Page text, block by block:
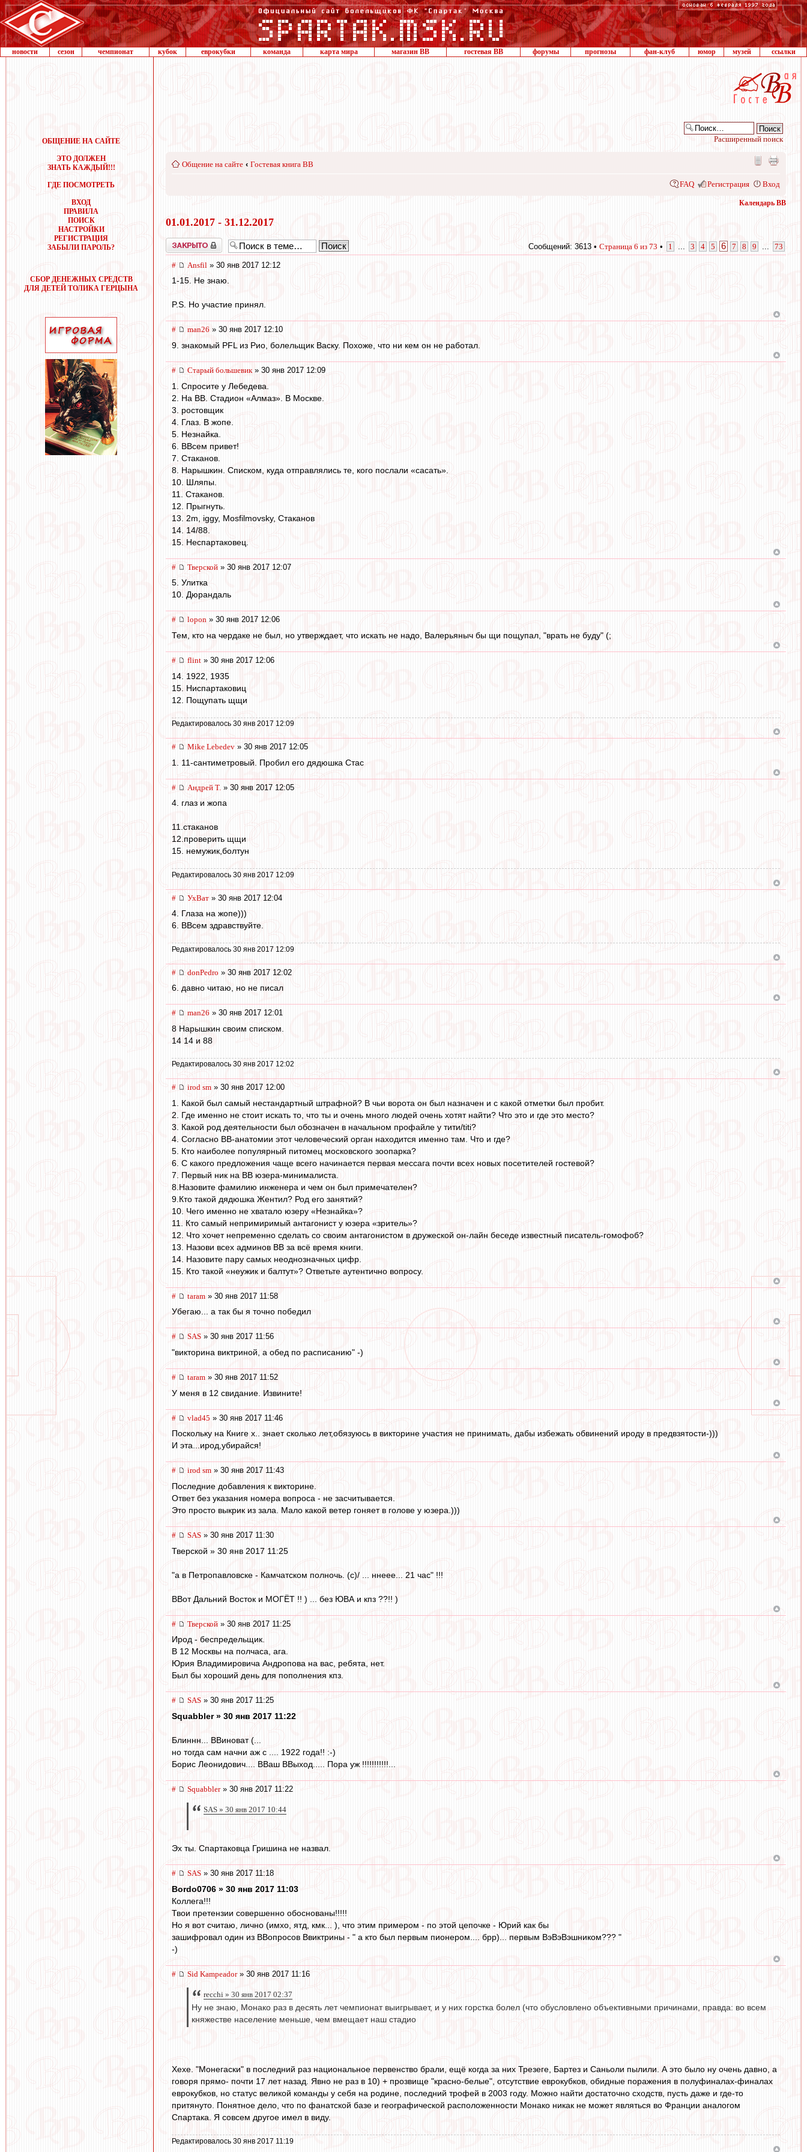
новости сезон чемпионат кубок еврокубки команда карта мира магазин ВВ гостевая ВВ форумы прогнозы фан-клуб юмор музей ссылки
ОБЩЕНИЕ НА САЙТЕ
ЭТО ДОЛЖЕН
ЗНАТЬ КАЖДЫЙ!!!
ГДЕ ПОСМОТРЕТЬ
ВХОД
ПРАВИЛА
ПОИСК
НАСТРОЙКИ
РЕГИСТРАЦИЯ
ЗАБЫЛИ ПАРОЛЬ?
СБОР ДЕНЕЖНЫХ СРЕДСТВ
ДЛЯ ДЕТЕЙ ТОЛИКА ГЕРЦЫНА
Расширенный поиск
Общение на сайте ‹ Гостевая книга ВВ
FAQ Регистрация Вход
Календарь ВВ
01.01.2017 - 31.12.2017
Закрыто Сообщений: 3613 • Страница 6 из 73 • 1 3 4 5 6 7 8 9 73
# Ansfil » 30 янв 2017 12:12
1-15. Не знаю.
P.S. Но участие принял.
# man26 » 30 янв 2017 12:10
9. знакомый PFL из Рио, болельщик Васку. Похоже, что ни кем он не работал.
# Старый большевик» 30 янв 2017 12:09
1. Спросите у Лебедева.
2. На ВВ. Стадион «Алмаз». В Москве.
3. ростовщик
4. Глаз. В жопе.
5. Незнайка.
6. ВВсем привет!
7. Стаканов.
8. Нарышкин. Списком, куда отправлялись те, кого послали «сасать».
10. Шляпы.
11. Стаканов.
12. Прыгнуть.
13. 2m, iggy, Mosfilmovsky, Стаканов
14. 14/88.
15. Неспартаковец.
# Тверской » 30 янв 2017 12:07
5. Улитка
10. Дюрандаль
# lopon » 30 янв 2017 12:06
Тем, кто на чердаке не был, но утверждает, что искать не надо, Валерьяныч бы щи пощупал, "врать не буду" (;
# flint » 30 янв 2017 12:06
14. 1922, 1935
15. Ниспартаковиц
12. Пощупать щщи
Редактировалось 30 янв 2017 12:09
# Mike Lebedev » 30 янв 2017 12:05
1. 11-сантиметровый. Пробил его дядюшка Стас
# Андрей Т. » 30 янв 2017 12:05
4. глаз и жопа
11.стаканов
12.проверить щщи
15. немужик,болтун
Редактировалось 30 янв 2017 12:09
# УхВат » 30 янв 2017 12:04
4. Глаза на жопе)))
6. ВВсем здравствуйте.
Редактировалось 30 янв 2017 12:09
# donPedro » 30 янв 2017 12:02
6. давно читаю, но не писал
# man26 » 30 янв 2017 12:01
8 Нарышкин своим списком.
14 14 и 88
Редактировалось 30 янв 2017 12:02
# irod sm » 30 янв 2017 12:00
1. Какой был самый нестандартный штрафной? В чьи ворота он был назначен и с какой отметки был пробит.
2. Где именно не стоит искать то, что ты и очень много людей очень хотят найти? Что это и где это место?
3. Какой род деятельности был обозначен в начальном профайле у тити/titi?
4. Согласно ВВ-анатомии этот человеческий орган находится именно там. Что и где?
5. Кто наиболее популярный питомец московского зоопарка?
6. С какого предложения чаще всего начинается первая мессага почти всех новых посетителей гостевой?
7. Первый ник на ВВ юзера-минималиста.
8.Назовите фамилию инженера и чем он был примечателен?
9.Кто такой дядюшка Жентил? Род его занятий?
10. Чего именно не хватало юзеру «Незнайка»?
11. Кто самый непримиримый антагонист у юзера «зритель»?
12. Что хочет непременно сделать со своим антагонистом в дружеской он-лайн беседе известный писатель-гомофоб?
13. Назови всех админов ВВ за всё время книги.
14. Назовите пару самых неоднозначных цифр.
15. Кто такой «неужик и балтут»? Ответьте аутентично вопросу.
# taram » 30 янв 2017 11:58
Убегаю... а так бы я точно победил
# SAS » 30 янв 2017 11:56
"викторина виктриной, а обед по расписанию" -)
# taram » 30 янв 2017 11:52
У меня в 12 свидание. Извините!
# vlad45 » 30 янв 2017 11:46
Поскольку на Книге х.. знает сколько лет,обязуюсь в викторине участия не принимать, дабы избежать обвинений ироду в предвзятости-)))
И эта...ирод,убирайся!
# irod sm » 30 янв 2017 11:43
Последние добавления к викторине.
Ответ без указания номера вопроса - не засчитывается.
Это просто выкрик из зала. Мало какой ветер гоняет в голове у юзера.)))
# SAS » 30 янв 2017 11:30
Тверской » 30 янв 2017 11:25
"а в Петропавловске - Камчатском полночь. (c)/ ... ннеее... 21 час" !!!
ВВот Дальний Восток и МОГЁТ !! ) ... без ЮВА и кпз ??!! )
# Тверской » 30 янв 2017 11:25
Ирод - беспредельщик.
В 12 Москвы на полчаса, ага.
Юрия Владимировича Андропова на вас, ребята, нет.
Был бы хороший день для пополнения кпз.
# SAS » 30 янв 2017 11:25
Squabbler » 30 янв 2017 11:22
Блиннн... ВВиноват (...
но тогда сам начни аж с .... 1922 года!! :-)
Борис Леонидович.... ВВаш ВВыход..... Пора уж !!!!!!!!!!!...
# Squabbler» 30 янв 2017 11:22
SAS » 30 янв 2017 10:44
Эх ты. Спартаковца Гришина не назвал.
# SAS » 30 янв 2017 11:18
Bordo0706 » 30 янв 2017 11:03
Коллега!!!
Твои претензии совершенно обоснованы!!!!!
Но я вот считаю, лично (имхо, ятд, кмк... ), что этим примером - по этой цепочке - Юрий как бы
зашифровал один из ВВопросов Ввиктрины - " а кто был первым пионером.... брр)... первым ВэВэВэшником??? "
-)
# Sid Kampeador» 30 янв 2017 11:16
recchi » 30 янв 2017 02:37
Ну не знаю, Монако раз в десять лет чемпионат выигрывает, и у них горстка болел (что обусловлено объективными причинами, правда: во всем
княжестве население меньше, чем вмещает наш стадио
Хехе. "Монегаски" в последний раз национальное первенство брали, ещё когда за них Трезеге, Бартез и Саньоли пылили. А это было ну очень давно, а
говоря прямо- почти 17 лет назад. Явно не раз в 10) + прозвище "красно-белые", отсутствие еврокубков, обидные поражения в полуфиналах-финалах
еврокубков, но статус великой команды у себя на родине, последний трофей в 2003 году. Можно найти достаточно сходств, пусть даже и где-то
притянуто. Понятное дело, что по фанатской базе и географической расположенности Монако никак не может являться во Франции аналогом
Спартака. Я совсем другое имел в виду.
Редактировалось 30 янв 2017 11:19